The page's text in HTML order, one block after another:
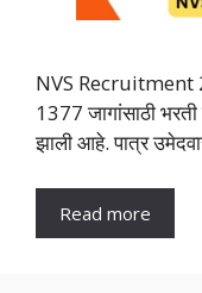
NVS Recruitment
1377 जागांसाठी भरती
झाली आहे. पात्र
Read more